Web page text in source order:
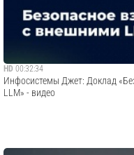
HD 00:32:34
Инфосистемы Джет: Доклад
LLM» - видео